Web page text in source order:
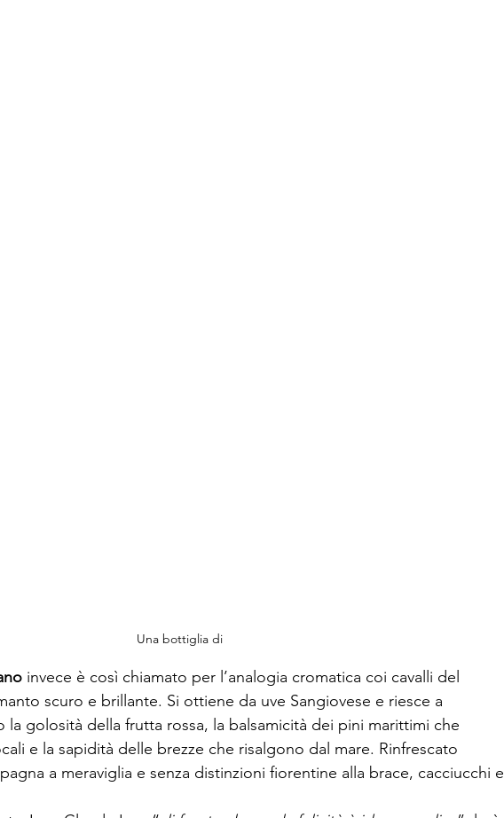
Una bottiglia di
invece è così chiamato per l’analogia cromatica coi cavalli del
scuro e brillante. Si ottiene da uve Sangiovese e riesce a
la golosità della frutta rossa, la balsamicità dei pini marittimi che
e la sapidità delle brezze che risalgono dal mare. Rinfrescato
a meraviglia e senza distinzioni fiorentine alla brace, cacciucchi e